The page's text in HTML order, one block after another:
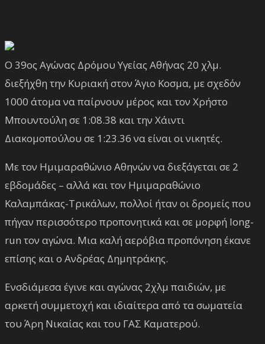
Ο 39ος Αγώνας Δρόμου Υγείας Αθήνας 20 χλμ.
διεξήχθη την Κυριακή στον Άγιο Κοσμα, με σχεδόν
1000 άτομα να παίρνουν μέρος και τον Χρήστο
Μπουντούλη σε 1:08.38 και την Χάιντι
Διακομοπούλου σε 1:23.36 να είναι οι νικητές.
Με τον Ημιμαραθώνιο Αθηνών να διεξάγεται σε 2
εβδομάδες – αλλά και τον Ημιμαραθώνιο
Καλαμπάκας-Τρικάλων, πολλοί ήταν οι δρομείς που
πήγαν περισσότερο προπονητικά και σε μορφή long-
run τον αγώνα. Μια καλή αερόβια προπόνηση έκανε
επίσης και ο Ανδρέας Δημητράκης.
Ενσδιάμεσα έγινε και αγώνας 2χλμ παιδιών, με
αρκετή συμμετοχή και ιδιαίτερα από τα σωματεία
του Άρη Νικαίας και του ΓΑΣ Καματερού.